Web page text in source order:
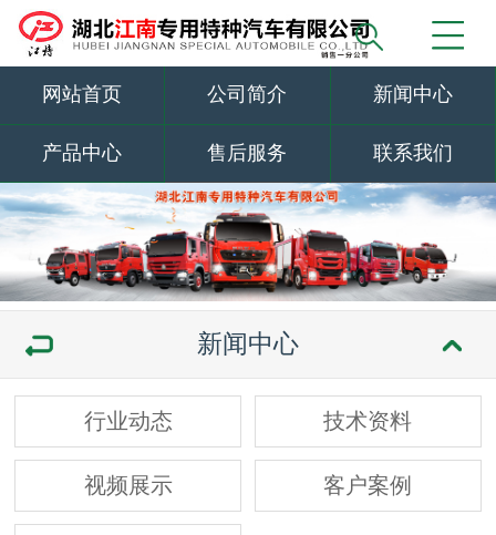
网站首页 公司简介 新闻中心
产品中心 售后服务 联系我们
新闻中心
行业动态 技术资料
视频展示 客户案例